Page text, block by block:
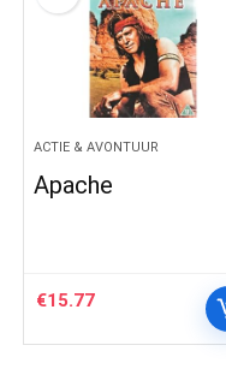
ACTIE & AVONTUUR
Apache
€15.77